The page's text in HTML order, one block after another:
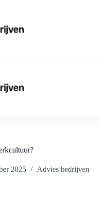
2025 Advies bedrijven